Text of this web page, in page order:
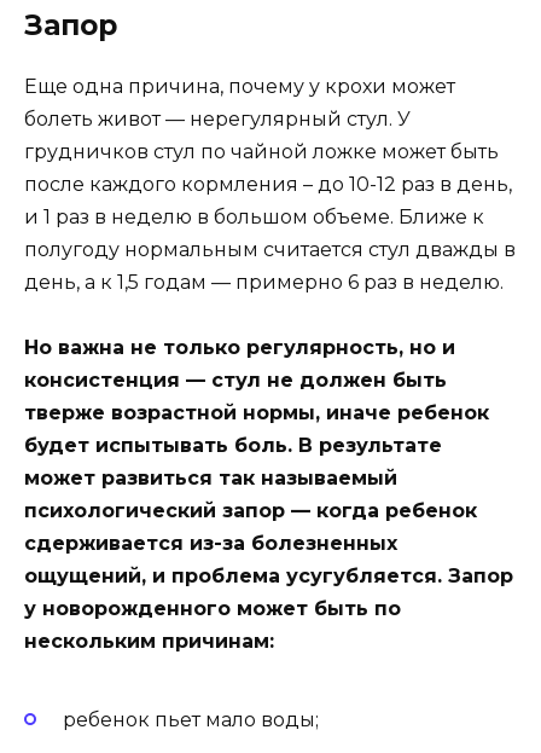
Запор
Еще одна причина, почему у крохи может
болеть живот — нерегулярный стул. У
грудничков стул по чайной ложке может быть
после каждого кормления – до 10-12 раз в день,
и 1 раз в неделю в большом объеме. Ближе к
полугоду нормальным считается стул дважды в
день, а к 1,5 годам — примерно 6 раз в неделю.
Но важна не только регулярность, но и
консистенция — стул не должен быть
тверже возрастной нормы, иначе ребенок
будет испытывать боль. В результате
может развиться так называемый
психологический запор — когда ребенок
сдерживается из-за болезненных
ощущений, и проблема усугубляется. Запор
у новорожденного может быть по
нескольким причинам:
ребенок пьет мало воды;